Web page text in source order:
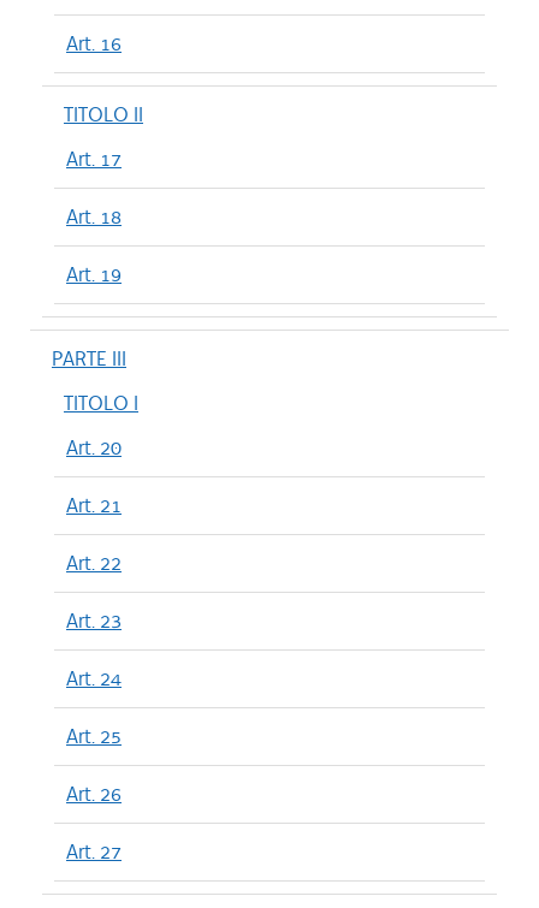
Art. 16
TITOLO II
Art. 17
Art. 18
Art. 19
PARTE III
TITOLO I
Art. 20
Art. 21
Art. 22
Art. 23
Art. 24
Art. 25
Art. 26
Art. 27